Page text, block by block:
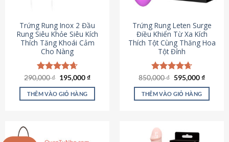
Trứng Rung Inox 2 Đầu
Rung Siêu Khỏe Siêu Kích
Thích Tăng Khoái Cảm
Cho Nàng
Được xếp
hạng4.64
5 sao
290,000₫ Giá
là:
290,000 ₫.
195,000₫Giá
tại
THÊM VÀO GIỎ HÀNG
Trứng Rung Leten Surge
Điều Khiển Từ Xa Kích
Thích Tột Cùng Thăng Hoa
Tột Đỉnh
Được xếp
hạng4.69
5 sao
850,000₫ Giá
là:
850,000 ₫.
595,000₫Giá
tại
THÊM VÀO GIỎ HÀNG